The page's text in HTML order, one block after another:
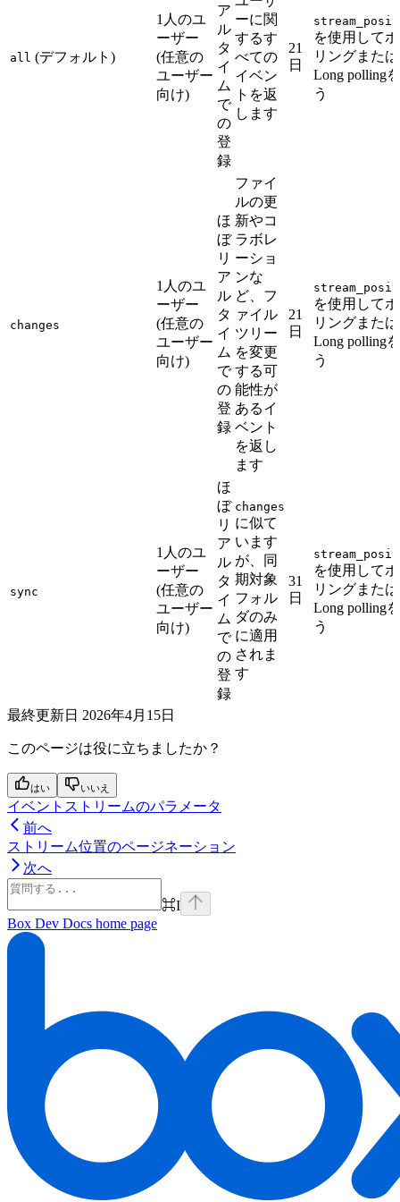
all (デフォルト)
1人のユ
ーザー
(任意の
ユーザー
向け)
ア
ル
タ
イ
ム
で
の
登
録
ーに関
するす
べての
イベン
トを返
します
21
日
を使用して
リングまたは
Long polling
う
changes
1人のユ
ーザー
(任意の
ユーザー
向け)
ほ
ぼ
リ
ア
ル
タ
イ
ム
で
の
登
録
ファイ
ルの更
新やコ
ラボレ
ーショ
ンな
ど、フ
ァイル
ツリー
を変更
する可
能性が
あるイ
ベント
を返し
ます
21
日
を使用して
リングまたは
Long polling
う
sync
1人のユ
ーザー
(任意の
ユーザー
向け)
ほ
ぼ
リ
ア
ル
タ
イ
ム
で
の
登
録
changes
に似て
います
が、同
期対象
フォル
ダのみ
に適用
されま
す
31
日
を使用して
リングまたは
Long polling
う
最終更新日 2026年4月15日
このページは役に立ちましたか？
はい いいえ
イベントストリームのパラメータ
前へ
ストリーム位置のページネーション
次へ
⌘I
Box Dev Docs home page